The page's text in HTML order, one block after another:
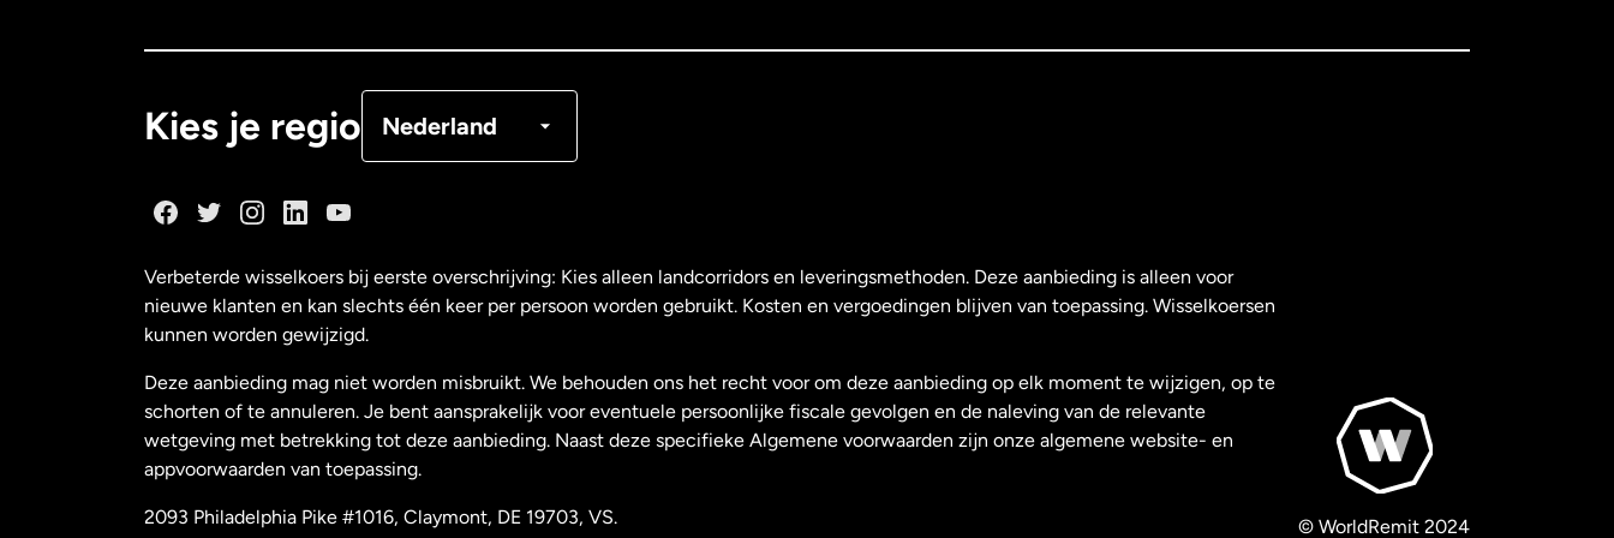
Kies je regio Nederland
Nederland
Nieuw-Zeeland
Verbeterde wisselkoers bij eerste overschrijving: Kies alleen landcorridors en leveringsmethoden. Deze aanbieding is alleen voor
nieuwe klanten en kan slechts één keer per persoon worden gebruikt. Kosten en vergoedingen blijven van toepassing. Wisselkoersen
kunnen worden gewijzigd.
Deze aanbieding mag niet worden misbruikt. We behouden ons het recht voor om deze aanbieding op elk moment te wijzigen, op te
schorten of te annuleren. Je bent aansprakelijk voor eventuele persoonlijke fiscale gevolgen en de naleving van de relevante
wetgeving met betrekking tot deze aanbieding. Naast deze specifieke Algemene voorwaarden zijn onze algemene website- en
appvoorwaarden van toepassing.
2093 Philadelphia Pike #1016, Claymont, DE 19703, VS. © WorldRemit 2024